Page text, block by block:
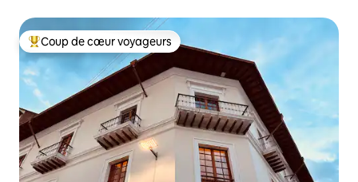
Coups de cœur voyageurs les plus appréciés
Coup de cœur voyageurs